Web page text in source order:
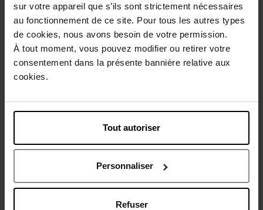
sur votre appareil que s’ils sont strictement nécessaires
au fonctionnement de ce site. Pour tous les autres types
de cookies, nous avons besoin de votre permission.
À tout moment, vous pouvez modifier ou retirer votre
consentement dans la présente bannière relative aux
cookies.
Tout autoriser
Personnaliser
Refuser
Description
Caractéristiques